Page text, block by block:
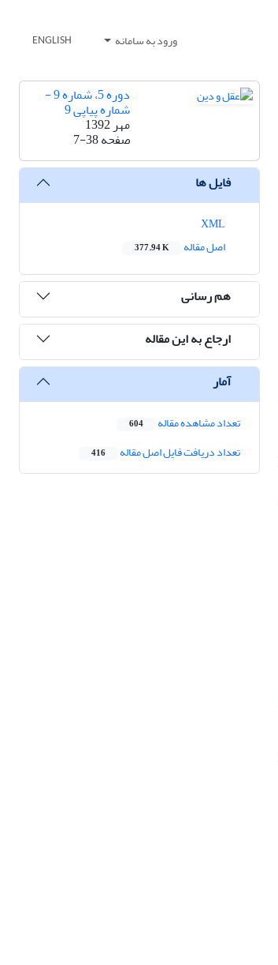
ورود به سامانه ENGLISH
دوره 5، شماره 9 -
شماره پیاپی 9
مهر 1392
صفحه7-38
فایل ها
اصل مقاله
377.94 K
هم رسانی
ارجاع به این مقاله
آمار
تعداد مشاهده مقاله 604
تعداد دریافت فایل اصل مقاله 416